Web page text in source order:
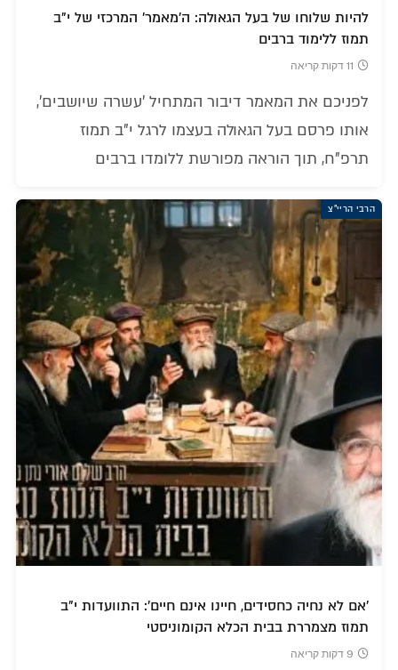
להיות שלוחו של בעל הגאולה: ה'מאמר' המרכזי של י"ב
תמוז ללימוד ברבים
11 דקות קריאה
לפניכם את המאמר דיבור המתחיל 'עשרה שיושבים',
אותו פרסם בעל הגאולה בעצמו לרגל י"ב תמוז
תרפ"ח, תוך הוראה מפורשת ללומדו ברבים
הרבי הריי"צ
'אם לא נחיה כחסידים, חיינו אינם חיים': התוועדות י"ב
תמוז מצמררת בבית הכלא הקומוניסטי
9 דקות קריאה